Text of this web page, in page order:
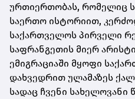
ურთიერთობას, რომელიც
საერთო ისტორიით,
საქართველოს პირველი
საფრანგეთის მიერ
ემიგრაციაში მყოფი
დახვედრით ულამაზეს
სადაც ჩვენი სახელოვანი